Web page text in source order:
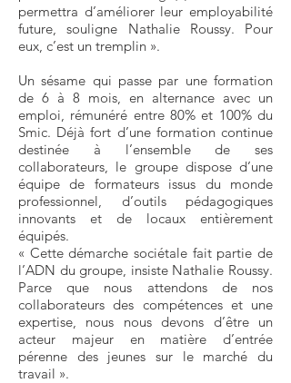
permettra d’améliorer leur employabilité
future, souligne Nathalie Roussy. Pour
eux, c’est un tremplin ».
Un sésame qui passe par une formation
de 6 à 8 mois, en alternance avec un
emploi, rémunéré entre 80% et 100% du
Smic. Déjà fort d’une formation continue
destinée à l’ensemble de ses
collaborateurs, le groupe dispose d’une
équipe de formateurs issus du monde
professionnel, d’outils pédagogiques
innovants et de locaux entièrement
équipés.
« Cette démarche sociétale fait partie de
l’ADN du groupe, insiste Nathalie Roussy.
Parce que nous attendons de nos
collaborateurs des compétences et une
expertise, nous nous devons d’être un
acteur majeur en matière d’entrée
pérenne des jeunes sur le marché du
travail ».